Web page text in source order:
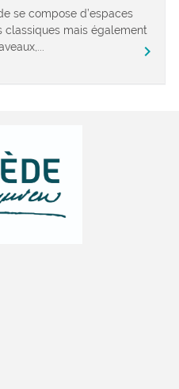
se compose d’espaces
classiques mais également
chevron_right